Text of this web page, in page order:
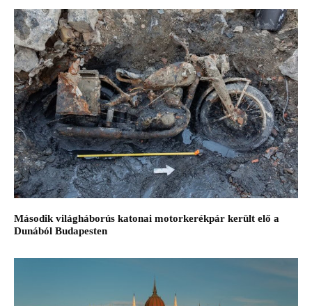
Második világháborús katonai motorkerékpár került elő a
Dunából Budapesten